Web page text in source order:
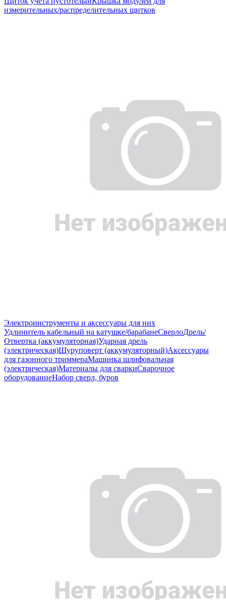
измерительных/распределительных щитков
Электроинструменты и аксессуары для них
Удлинитель кабельный на катушке/барабанеСверлоДрель/
Отвертка (аккумуляторная)Ударная дрель
(электрическая)Шуруповерт (аккумуляторный)Аксессуары
для газонного триммераМашинка шлифовальная
(электрическая)Материалы для сваркиСварочное
оборудованиеНабор сверл, буров